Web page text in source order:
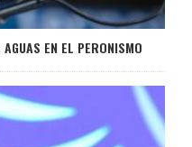
EN EL PERONISMO